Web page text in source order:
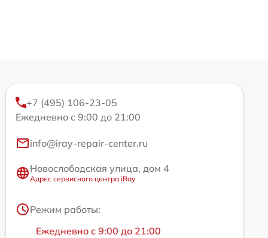
+7 (495) 106-23-05
Ежедневно с 9:00 до 21:00
info@iray-repair-center.ru
Новослободская улица, дом 4
Адрес сервисного центра iRay
Режим работы:
Ежедневно с 9:00 до 21:00